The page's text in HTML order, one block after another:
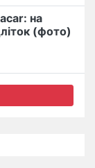
на
(фото)